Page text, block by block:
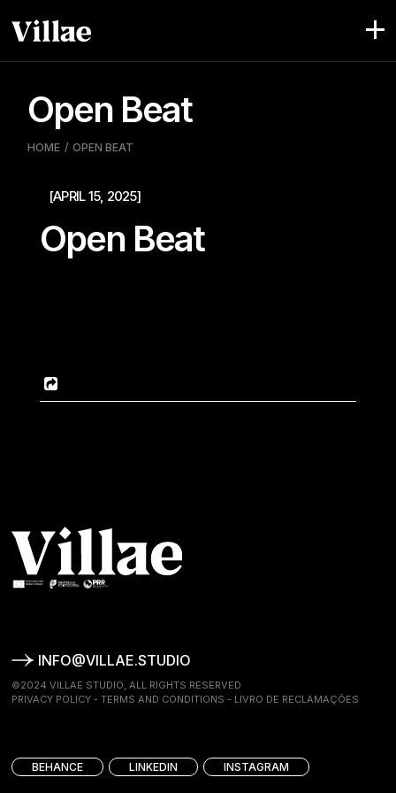
para
Open Beat
HOME OPEN BEAT
[APRIL 15, 2025]
Open Beat
INFO@VILLAE.STUDIO
©2024 VILLAE STUDIO, ALL RIGHTS RESERVED
PRIVACY POLICY -TERMS AND CONDITIONS - LIVRO DE RECLAMAÇÕES
BEHANCE LINKEDIN INSTAGRAM